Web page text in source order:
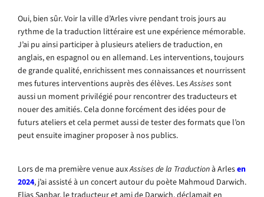
Oui, bien sûr. Voir la ville d’Arles vivre pendant trois jours au
rythme de la traduction littéraire est une expérience mémorable.
J’ai pu ainsi participer à plusieurs ateliers de traduction, en
anglais, en espagnol ou en allemand. Les interventions, toujours
de grande qualité, enrichissent mes connaissances et nourrissent
mes futures interventions auprès des élèves. LesAssises sont
aussi un moment privilégié pour rencontrer des traducteurs et
nouer des amitiés. Cela donne forcément des idées pour de
futurs ateliers et cela permet aussi de tester des formats que l’on
peut ensuite imaginer proposer à nos publics.
Lors de ma première venue auxAssises de la Traductionà Arlesen
2024, j’ai assisté à un concert autour du poète Mahmoud Darwich.
Elias Sanbar, le traducteur et ami de Darwich, déclamait en